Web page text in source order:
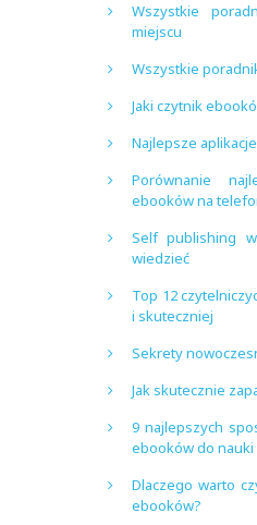
Wszystkie
miejscu
Wszystkie
Jaki czytnik
Najlepsze
Porównanie
ebooków na
Self publishing
wiedzieć
Top 12
i skuteczniej
Sekrety
Jak skutecznie
9 najlepszych
ebooków do nauki
Dlaczego warto
ebooków?